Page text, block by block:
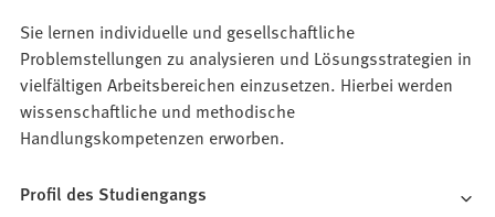
Sie lernen individuelle und gesellschaftliche
Problemstellungen zu analysieren und Lösungsstrategien in
vielfältigen Arbeitsbereichen einzusetzen. Hierbei werden
wissenschaftliche und methodische
Handlungskompetenzen erworben.
Profil des Studiengangs